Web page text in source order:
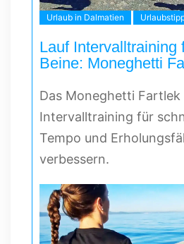
Urlaub in Dalmatien
Lauf Intervalltraining
Beine: Moneghetti
Das Moneghetti Fartlek
Intervalltraining für
Tempo und
verbessern.